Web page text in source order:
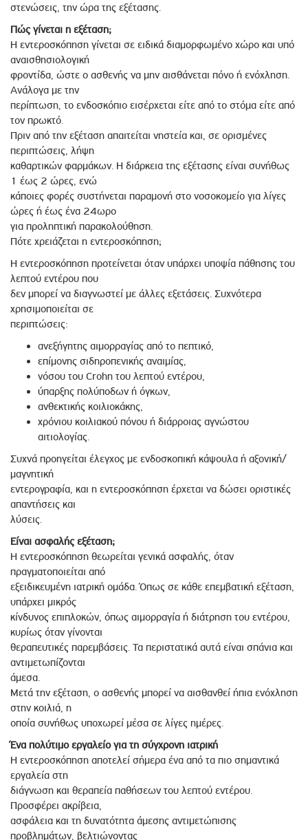
στενώσεις, την ώρα της εξέτασης.
Πώς γίνεται η εξέταση;
Η εντεροσκόπηση γίνεται σε ειδικά διαμορφωμένο χώρο και υπό
αναισθησιολογική
φροντίδα, ώστε ο ασθενής να μην αισθάνεται πόνο ή ενόχληση.
Ανάλογα με την
περίπτωση, το ενδοσκόπιο εισέρχεται είτε από το στόμα είτε από
τον πρωκτό.
Πριν από την εξέταση απαιτείται νηστεία και, σε ορισμένες
περιπτώσεις, λήψη
καθαρτικών φαρμάκων. Η διάρκεια της εξέτασης είναι συνήθως
1 έως 2 ώρες, ενώ
κάποιες φορές συστήνεται παραμονή στο νοσοκομείο για λίγες
ώρες ή έως ένα 24ωρο
για προληπτική παρακολούθηση.
Πότε χρειάζεται η εντεροσκόπηση;
Η εντεροσκόπηση προτείνεται όταν υπάρχει υποψία πάθησης του
λεπτού εντέρου που
δεν μπορεί να διαγνωστεί με άλλες εξετάσεις. Συχνότερα
χρησιμοποιείται σε
περιπτώσεις:
ανεξήγητης αιμορραγίας από το πεπτικό,
επίμονης σιδηροπενικής αναιμίας,
νόσου του Crohn του λεπτού εντέρου,
ύπαρξης πολύποδων ή όγκων,
ανθεκτικής κοιλιοκάκης,
χρόνιου κοιλιακού πόνου ή διάρροιας αγνώστου
αιτιολογίας.
Συχνά προηγείται έλεγχος με ενδοσκοπική κάψουλα ή αξονική/
μαγνητική
εντερογραφία, και η εντεροσκόπηση έρχεται να δώσει οριστικές
απαντήσεις και
λύσεις.
Είναι ασφαλής εξέταση;
Η εντεροσκόπηση θεωρείται γενικά ασφαλής, όταν
πραγματοποιείται από
εξειδικευμένη ιατρική ομάδα. Όπως σε κάθε επεμβατική εξέταση,
υπάρχει μικρός
κίνδυνος επιπλοκών, όπως αιμορραγία ή διάτρηση του εντέρου,
κυρίως όταν γίνονται
θεραπευτικές παρεμβάσεις. Τα περιστατικά αυτά είναι σπάνια και
αντιμετωπίζονται
άμεσα.
Μετά την εξέταση, ο ασθενής μπορεί να αισθανθεί ήπια ενόχληση
στην κοιλιά, η
οποία συνήθως υποχωρεί μέσα σε λίγες ημέρες.
Ένα πολύτιμο εργαλείο για τη σύγχρονη ιατρική
Η εντεροσκόπηση αποτελεί σήμερα ένα από τα πιο σημαντικά
εργαλεία στη
διάγνωση και θεραπεία παθήσεων του λεπτού εντέρου.
Προσφέρει ακρίβεια,
ασφάλεια και τη δυνατότητα άμεσης αντιμετώπισης
προβλημάτων, βελτιώνοντας